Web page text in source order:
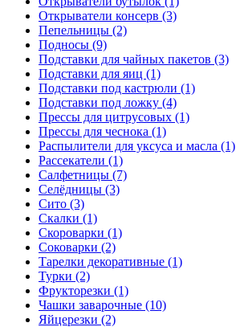
Открыватели консерв (3)
Пепельницы (2)
Подносы (9)
Подставки для чайных пакетов (3)
Подставки для яиц (1)
Подставки под кастрюли (1)
Подставки под ложку (4)
Прессы для цитрусовых (1)
Прессы для чеснока (1)
Распылители для уксуса и масла (1)
Рассекатели (1)
Салфетницы (7)
Селёдницы (3)
Сито (3)
Скалки (1)
Скороварки (1)
Соковарки (2)
Тарелки декоративные (1)
Турки (2)
Фрукторезки (1)
Чашки заварочные (10)
Яйцерезки (2)